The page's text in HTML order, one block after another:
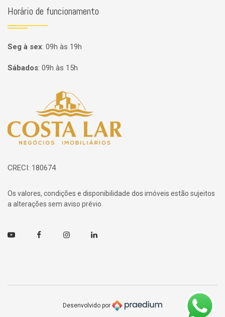
Horário de funcionamento
Seg à sex: 09h às 19h
Sábados: 09h às 15h
Página inicial
CRECI: 180674
Os valores, condições e disponibilidade dos imóveis estão sujeitos
a alterações sem aviso prévio.
Youtube FacebookInstagramLinkedin
Desenvolvido por